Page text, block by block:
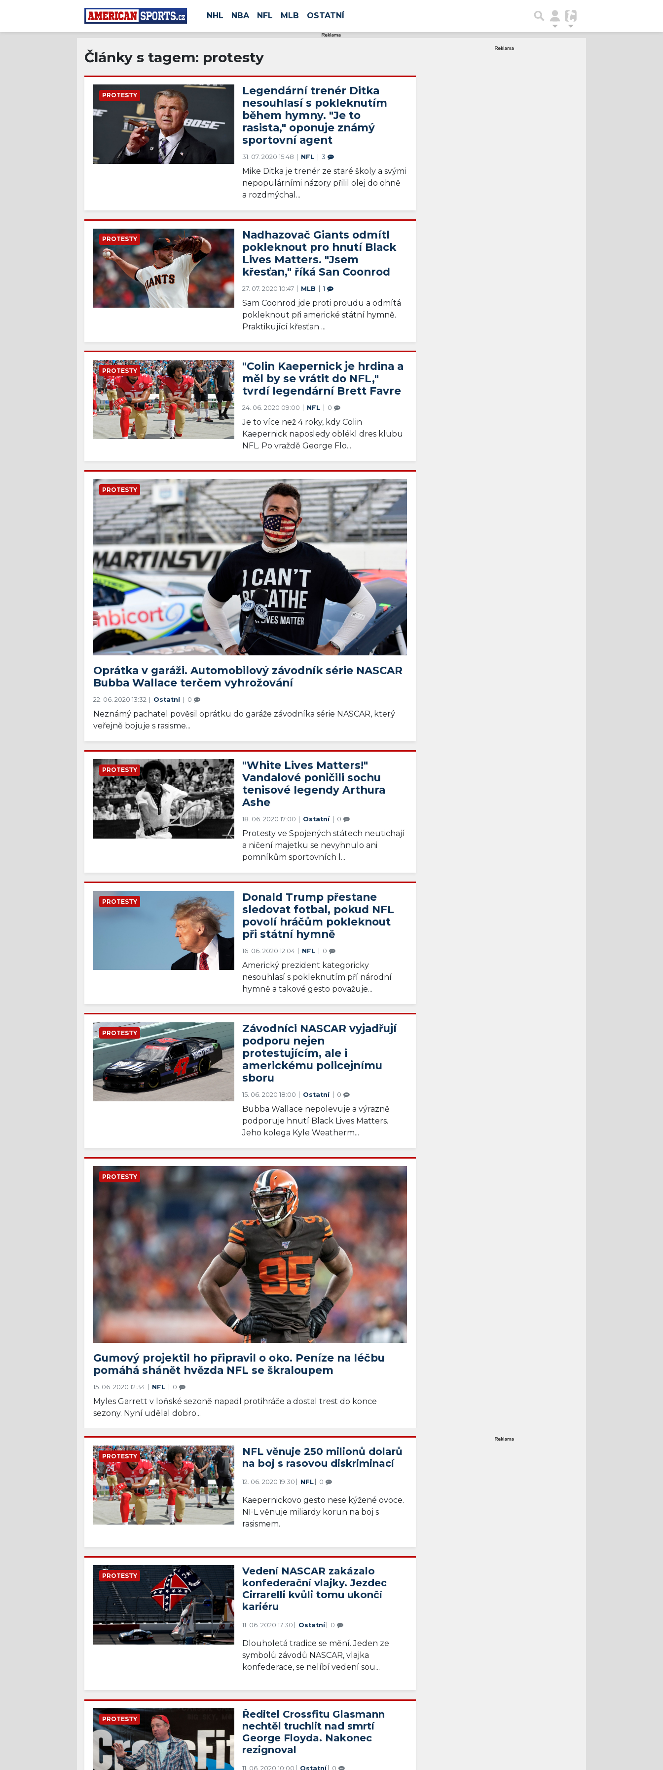
NHL NBA NFL MLB OSTATNÍ
Články s tagem: protesty
PROTESTY
Legendární trenér Ditka
nesouhlasí s pokleknutím
během hymny. "Je to
rasista," oponuje známý
sportovní agent
31. 07. 2020 15:48 NFL 3
Mike Ditka je trenér ze staré školy a svými
nepopulárními názory přilil olej do ohně
a rozdmýchal...
PROTESTY
Nadhazovač Giants odmítl
pokleknout pro hnutí Black
Lives Matters. "Jsem
křesťan," říká San Coonrod
27. 07. 2020 10:47 MLB 1
Sam Coonrod jde proti proudu a odmítá
pokleknout při americké státní hymně.
Praktikující křesťan ...
PROTESTY
"Colin Kaepernick je hrdina a
měl by se vrátit do NFL,"
tvrdí legendární Brett Favre
24. 06. 2020 09:00 NFL 0
Je to více než 4 roky, kdy Colin
Kaepernick naposledy oblékl dres klubu
NFL. Po vraždě George Flo...
PROTESTY
Oprátka v garáži. Automobilový závodník série NASCAR
Bubba Wallace terčem vyhrožování
22. 06. 2020 13:32 Ostatní 0
Neznámý pachatel pověsil oprátku do garáže závodníka série NASCAR, který
veřejně bojuje s rasisme...
PROTESTY
"White Lives Matters!"
Vandalové poničili sochu
tenisové legendy Arthura
Ashe
18. 06. 2020 17:00 Ostatní 0
Protesty ve Spojených státech neutichají
a ničení majetku se nevyhnulo ani
pomníkům sportovních l...
PROTESTY
Donald Trump přestane
sledovat fotbal, pokud NFL
povolí hráčům pokleknout
při státní hymně
16. 06. 2020 12:04 NFL 0
Americký prezident kategoricky
nesouhlasí s pokleknutím pří národní
hymně a takové gesto považuje...
PROTESTY
Závodníci NASCAR vyjadřují
podporu nejen
protestujícím, ale i
americkému policejnímu
sboru
15. 06. 2020 18:00 Ostatní 0
Bubba Wallace nepolevuje a výrazně
podporuje hnutí Black Lives Matters.
Jeho kolega Kyle Weatherm...
PROTESTY
Gumový projektil ho připravil o oko. Peníze na léčbu
pomáhá shánět hvězda NFL se škraloupem
15. 06. 2020 12:34 NFL 0
Myles Garrett v loňské sezoně napadl protihráče a dostal trest do konce
sezony. Nyní udělal dobro...
PROTESTY
NFL věnuje 250 milionů dolarů
na boj s rasovou diskriminací
12. 06. 2020 19:30 NFL 0
Kaepernickovo gesto nese kýžené ovoce.
NFL věnuje miliardy korun na boj s
rasismem.
PROTESTY
Vedení NASCAR zakázalo
konfederační vlajky. Jezdec
Cirrarelli kvůli tomu ukončí
kariéru
11. 06. 2020 17:30 Ostatní 0
Dlouholetá tradice se mění. Jeden ze
symbolů závodů NASCAR, vlajka
konfederace, se nelíbí vedení sou...
PROTESTY
Ředitel Crossfitu Glasmann
nechtěl truchlit nad smrtí
George Floyda. Nakonec
rezignoval
11. 06. 2020 10:00 Ostatní 0